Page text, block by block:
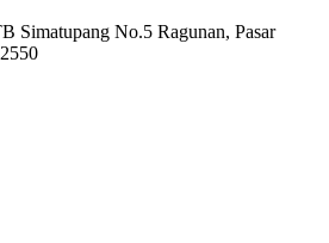
Simatupang No.5 Ragunan, Pasar